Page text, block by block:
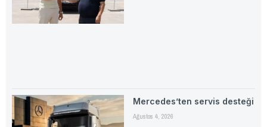
Mercedes’ten servis desteği
Ağustos 4, 2026